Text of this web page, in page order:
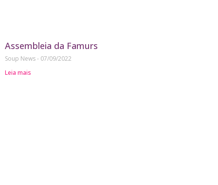
Assembleia da Famurs
Soup News
07/09/2022
Leia mais